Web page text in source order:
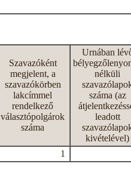
Szavazóként
megjelent, a
szavazókörben
lakcímmel
rendelkező
választópolgárok
száma
Urnában
nélküli
száma (az
leadott
kivételével)
1